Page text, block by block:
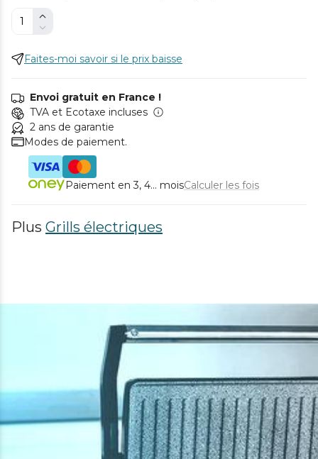
Faites-moi savoir si le prix baisse
Envoi gratuit en France !
TVA et Ecotaxe incluses
2 ans de garantie
Modes de paiement.
Paiement en 3, 4... moisCalculer les fois
Plus Grills électriques